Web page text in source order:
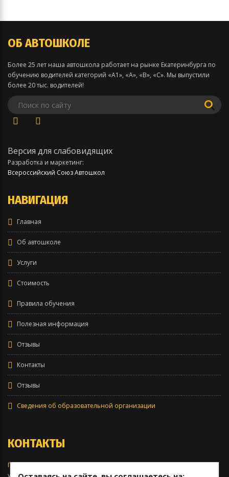
ОБ АВТОШКОЛЕ
Более 25 лет наша автошкола работает на рынке Екатеринбурга по
обучению водителей категорий «А1», «А», «В», «С». Мы выпустили
более 20 тыс. водителей!
Версия для слабовидящих
Разработка и маркетинг:
Всероссийский Союз Автошкол
НАВИГАЦИЯ
Главная
Об автошколе
Услуги
Стоимость
Правила обучения
Полезная информация
Отзывы
Контакты
Отзывы
Сведения об образовательной организации
КОНТАКТЫ
Головной офис: